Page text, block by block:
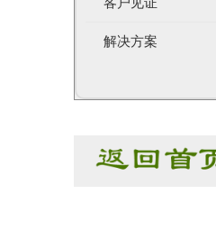
客户见证
解决方案